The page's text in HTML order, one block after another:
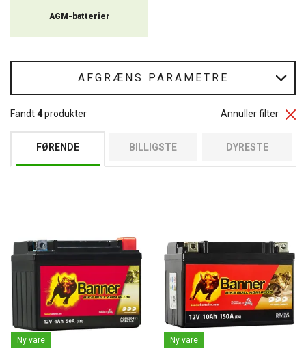
AGM-batterier
AFGRÆNS PARAMETRE
Annuller filter
Fandt4produkter
FØRENDE BILLIGSTE DYRESTE
Ny vare Ny vare